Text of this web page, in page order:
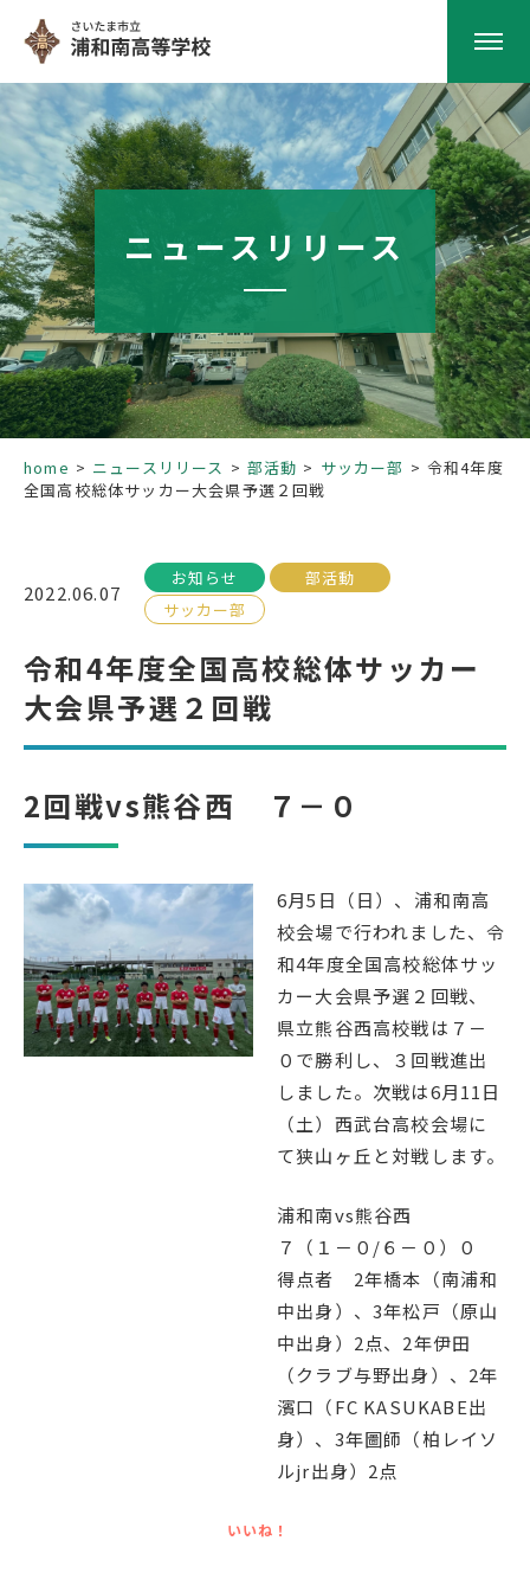
HOME
学校紹介
南高の教育
学校生活
部活動
進路指導
受検生の方へ
年間スケジュール
学校パンフレット
教科ガイド
校長室より
事務室より
在校生の皆さんへ
地域の皆様へ
同窓会
教育関係者の方へ
各種証明書発行
アクセス
お問い合わせ
プライバシーポリシー
ニュースリリース
home ニュースリリース 部活動 サッカー部
令和4年度
全国高校総体サッカー大会県予選２回戦
2022.06.07
お知らせ
部活動
サッカー部
令和4年度全国高校総体サッカー
大会県予選２回戦
2回戦vs熊谷西 ７－０
6月5日（日）、浦和南高
校会場で行われました、令
和4年度全国高校総体サッ
カー大会県予選２回戦、
県立熊谷西高校戦は７－
０で勝利し、３回戦進出
しました。次戦は6月11日
（土）西武台高校会場に
て狭山ヶ丘と対戦します。
浦和南vs熊谷西
７（１－０/６－０）０
得点者 2年橋本（南浦和
中出身）、3年松戸（原山
中出身）2点、2年伊田
（クラブ与野出身）、2年
濱口（FC KASUKABE出
身）、3年圖師（柏レイソ
ルjr出身）2点
いいね！